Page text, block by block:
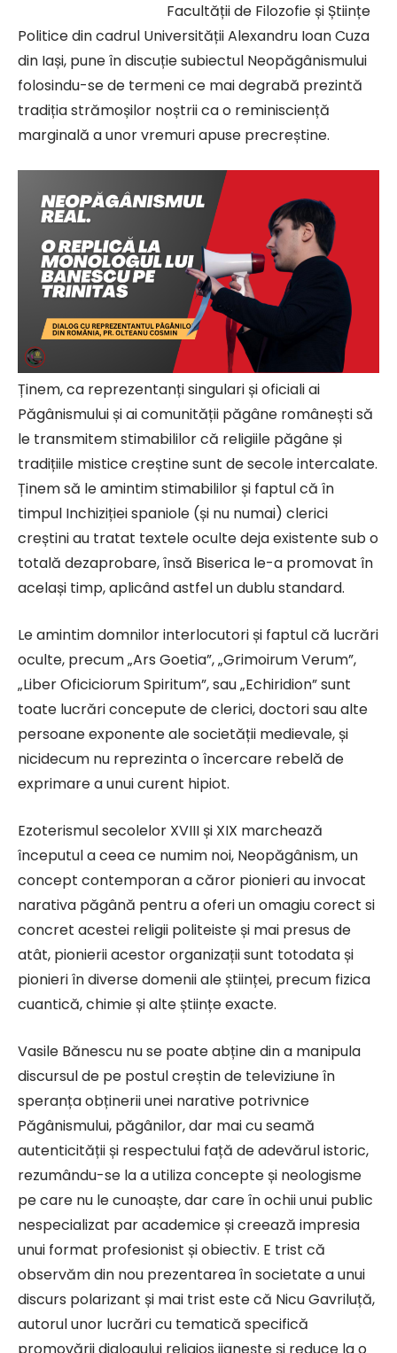
Facultății de Filozofie și Științe
Politice din cadrul Universității Alexandru Ioan Cuza
din Iași, pune în discuție subiectul Neopăgânismului
folosindu-se de termeni ce mai degrabă prezintă
tradiția strămoșilor noștrii ca o reminisciență
marginală a unor vremuri apuse precreștine.
Ținem, ca reprezentanți singulari și oficiali ai
Păgânismului și ai comunității păgâne românești să
le transmitem stimabililor că religiile păgâne și
tradițiile mistice creștine sunt de secole intercalate.
Ținem să le amintim stimabililor și faptul că în
timpul Inchiziției spaniole (și nu numai) clerici
creștini au tratat textele oculte deja existente sub o
totală dezaprobare, însă Biserica le-a promovat în
același timp, aplicând astfel un dublu standard.
Le amintim domnilor interlocutori și faptul că lucrări
oculte, precum „Ars Goetia”, „Grimoirum Verum”,
„Liber Oficiciorum Spiritum”, sau „Echiridion” sunt
toate lucrări concepute de clerici, doctori sau alte
persoane exponente ale societății medievale, și
nicidecum nu reprezinta o încercare rebelă de
exprimare a unui curent hipiot.
Ezoterismul secolelor XVIII și XIX marchează
începutul a ceea ce numim noi, Neopăgânism, un
concept contemporan a căror pionieri au invocat
narativa păgână pentru a oferi un omagiu corect si
concret acestei religii politeiste și mai presus de
atât, pionierii acestor organizații sunt totodata și
pionieri în diverse domenii ale științei, precum fizica
cuantică, chimie și alte științe exacte.
Vasile Bănescu nu se poate abține din a manipula
discursul de pe postul creștin de televiziune în
speranța obținerii unei narative potrivnice
Păgânismului, păgânilor, dar mai cu seamă
autenticității și respectului față de adevărul istoric,
rezumându-se la a utiliza concepte și neologisme
pe care nu le cunoaște, dar care în ochii unui public
nespecializat par academice și creează impresia
unui format profesionist și obiectiv. E trist că
observăm din nou prezentarea în societate a unui
discurs polarizant și mai trist este că Nicu Gavriluță,
autorul unor lucrări cu tematică specifică